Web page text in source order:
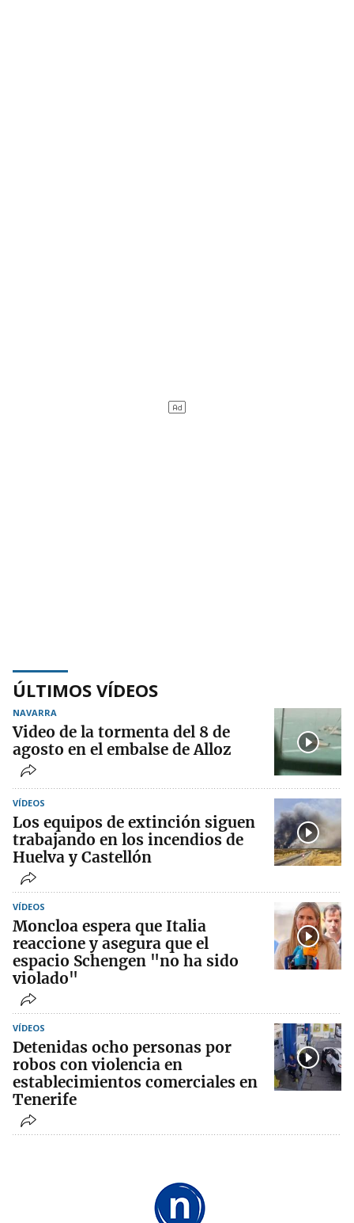
ÚLTIMOS VÍDEOS
NAVARRA
Video de la tormenta del 8 de
agosto en el embalse de Alloz
VÍDEOS
Los equipos de extinción siguen
trabajando en los incendios de
Huelva y Castellón
VÍDEOS
Moncloa espera que Italia
reaccione y asegura que el
espacio Schengen "no ha sido
violado"
VÍDEOS
Detenidas ocho personas por
robos con violencia en
establecimientos comerciales en
Tenerife